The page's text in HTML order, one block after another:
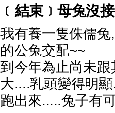
﹝結束﹞母兔沒
我有養一隻侏儒
的公兔交配~~
到今年為止尚未
大....乳頭變得明
跑出來.....兔子有